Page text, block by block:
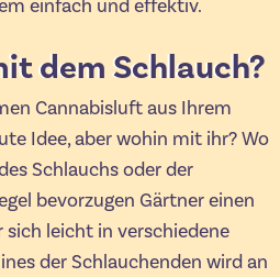
einfach und effektiv.
dem Schlauch?
Cannabisluft aus Ihrem
Idee, aber wohin mit ihr? Wo
Schlauchs oder der
bevorzugen Gärtner einen
sich leicht in verschiedene
der Schlauchenden wird an